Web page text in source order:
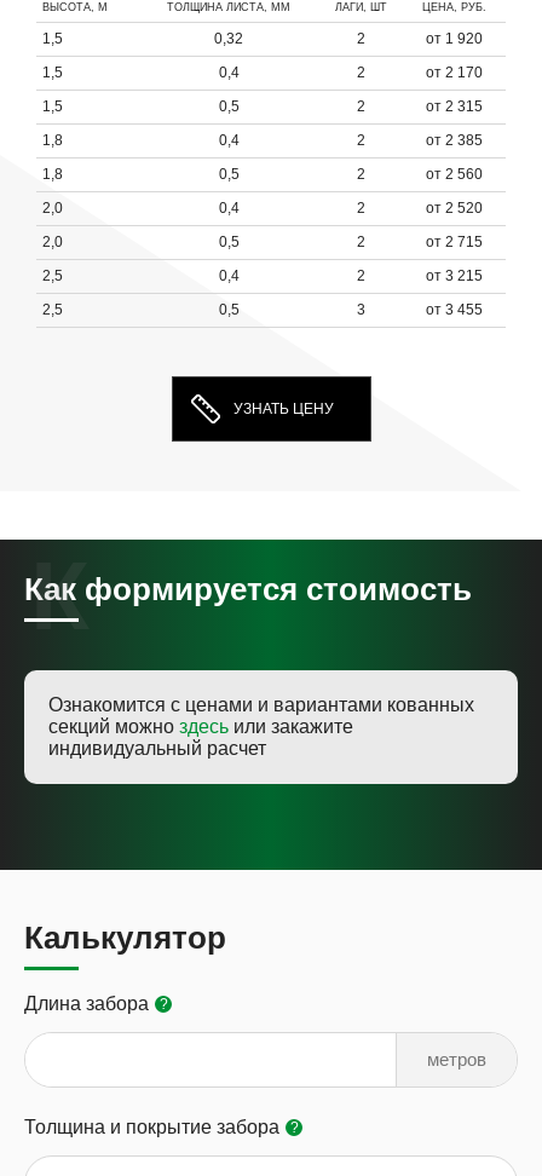
ВЫСОТА, М ТОЛЩИНА ЛИСТА, ММ ЛАГИ, ШТ ЦЕНА, РУБ.
1,5 0,32 2
от 1 920
1,5
0,4 2
от 2 170
1,5
0,5 2
от 2 315
1,8
0,4 2
от 2 385
1,8
0,5 2
от 2 560
2,0
0,4 2
от 2 520
2,0
0,5 2
от 2 715
2,5
0,4 2
от 3 215
2,5
0,5 3 от 3 455
УЗНАТЬ ЦЕНУ
Как формируется стоимость
Ознакомится с ценами и вариантами кованных
секций можно здесь или закажите
индивидуальный расчет
Калькулятор
Длина забора ?
метров
Толщина и покрытие забора ?